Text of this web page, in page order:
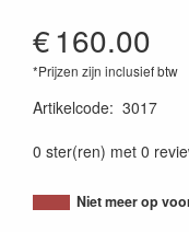
€160.00
*Prijzen zijn inclusief btw
Artikelcode: 3017
0 ster(ren) met 0
Niet meer op